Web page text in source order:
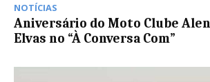
NOTÍCIAS
Aniversário do Moto Clube
Elvas no “À Conversa Com”